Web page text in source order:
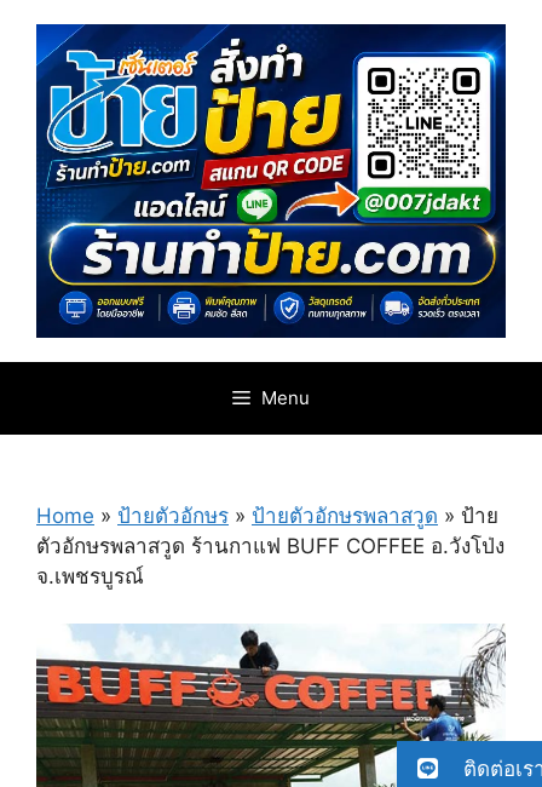
content
Menu
Home » ป้ายตัวอักษร » ป้ายตัวอักษรพลาสวูด » ป้าย
ตัวอักษรพลาสวูด ร้านกาแฟ BUFF COFFEE อ.วังโป่ง
จ.เพชรบูรณ์
ติดต่อเร